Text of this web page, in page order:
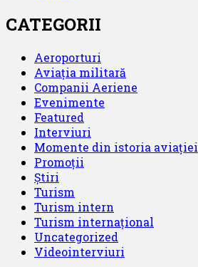
CATEGORII
Aeroporturi
Aviația militară
Companii Aeriene
Evenimente
Featured
Interviuri
Momente din istoria aviației
Promoții
Știri
Turism
Turism intern
Turism internațional
Uncategorized
Videointerviuri